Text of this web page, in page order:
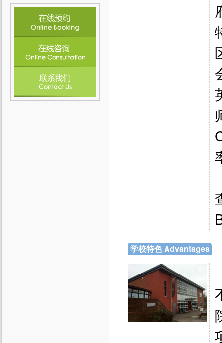
学校特色 Advantages